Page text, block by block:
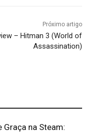
Próximo artigo
– Hitman 3 (World of
Assassination)
na Steam: